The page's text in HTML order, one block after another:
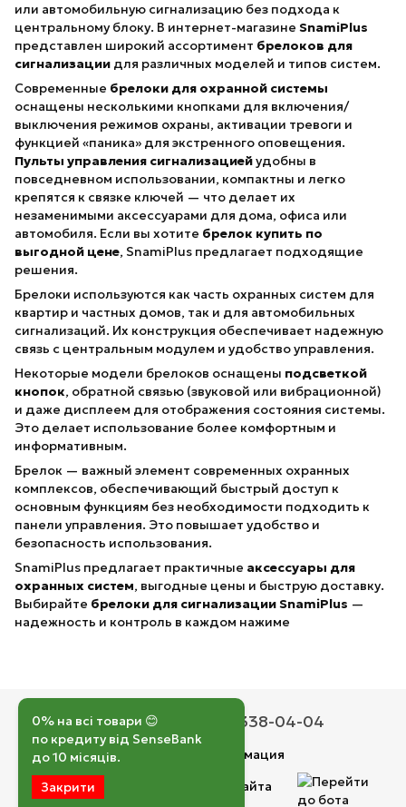
или автомобильную сигнализацию без подхода к
центральному блоку. В интернет-магазине SnamiPlus
представлен широкий ассортимент брелоков для
сигнализации для различных моделей и типов систем.
Современные брелоки для охранной системы
оснащены несколькими кнопками для включения/
выключения режимов охраны, активации тревоги и
функцией «паника» для экстренного оповещения.
Пульты управления сигнализациейудобны в
повседневном использовании, компактны и легко
крепятся к связке ключей — что делает их
незаменимыми аксессуарами для дома, офиса или
автомобиля. Если вы хотите брелок купить по
выгодной цене, SnamiPlus предлагает подходящие
решения.
Брелоки используются как часть охранных систем для
квартир и частных домов, так и для автомобильных
сигнализаций. Их конструкция обеспечивает надежную
связь с центральным модулем и удобство управления.
Некоторые модели брелоков оснащены подсветкой
кнопок, обратной связью (звуковой или вибрационной)
и даже дисплеем для отображения состояния системы.
Это делает использование более комфортным и
информативным.
Брелок — важный элемент современных охранных
комплексов, обеспечивающий быстрый доступ к
основным функциям без необходимости подходить к
панели управления. Это повышает удобство и
безопасность использования.
SnamiPlus предлагает практичные аксессуары для
охранных систем, выгодные цены и быструю доставку.
Выбирайте брелоки для сигнализации SnamiPlus —
надежность и контроль в каждом нажиме
050 193-42-43 067 338-04-04
Контактная информация
Полная версия сайта
0% на всі товари 😊
по кредиту від SenseBank
до 10 місяців.
Закрити